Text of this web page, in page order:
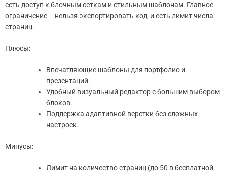
есть доступ к блочным сеткам и стильным шаблонам. Главное
ограничение – нельзя экспортировать код, и есть лимит числа
страниц.
Плюсы:
Впечатляющие шаблоны для портфолио и
презентаций.
Удобный визуальный редактор с большим выбором
блоков.
Поддержка адаптивной верстки без сложных
настроек.
Минусы:
Лимит на количество страниц (до 50 в бесплатной